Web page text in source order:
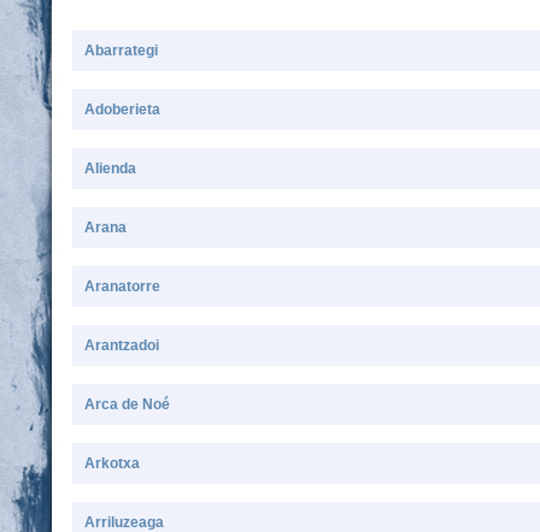
Abarrategi
Adoberieta
Alienda
Arana
Aranatorre
Arantzadoi
Arca de Noé
Arkotxa
Arriluzeaga